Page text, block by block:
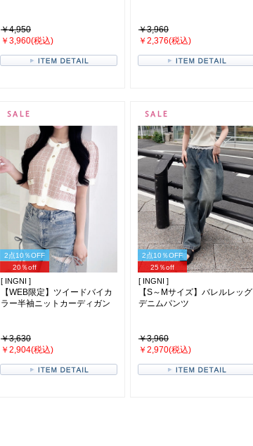
￥4,950
￥3,960(税込)
￥3,960
￥2,376(税込)
2点10％OFF
20％off
[ INGNI ]
【WEB限定】ツイードバイカ
ラー半袖ニットカーディガン
￥3,630
￥2,904(税込)
2点10％OFF
25％off
[ INGNI ]
【S～Mサイズ】バレルレッグ
デニムパンツ
￥3,960
￥2,970(税込)